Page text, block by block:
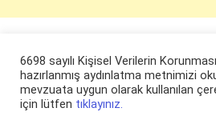
6698 sayılı Kişisel Verilerin
hazırlanmış aydınlatma metnimizi
mevzuata uygun olarak kullanılan
için lütfen tıklayınız.